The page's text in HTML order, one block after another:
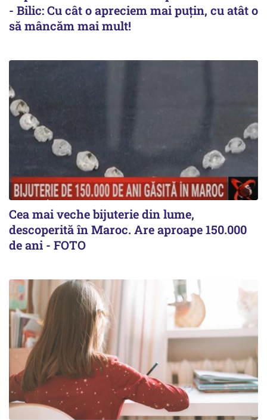
- Bilic: Cu cât o apreciem mai puțin, cu atât o
să mâncăm mai mult!
Cea mai veche bijuterie din lume,
descoperită în Maroc. Are aproape 150.000
de ani - FOTO